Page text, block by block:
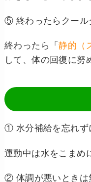
⑤ 終わったらクール
終わったら「静的（
して、体の回復に努
① 水分補給を忘れず
運動中は水をこまめ
② 体調が悪いときは